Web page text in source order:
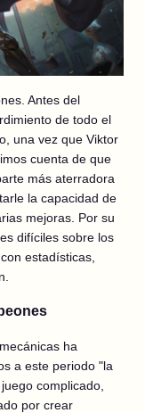
Antes del
de todo el
una vez que Viktor
cuenta de que
más aterradora
la capacidad de
mejoras. Por su
difíciles sobre los
estadísticas,
ha
a este periodo "la
complicado,
por crear